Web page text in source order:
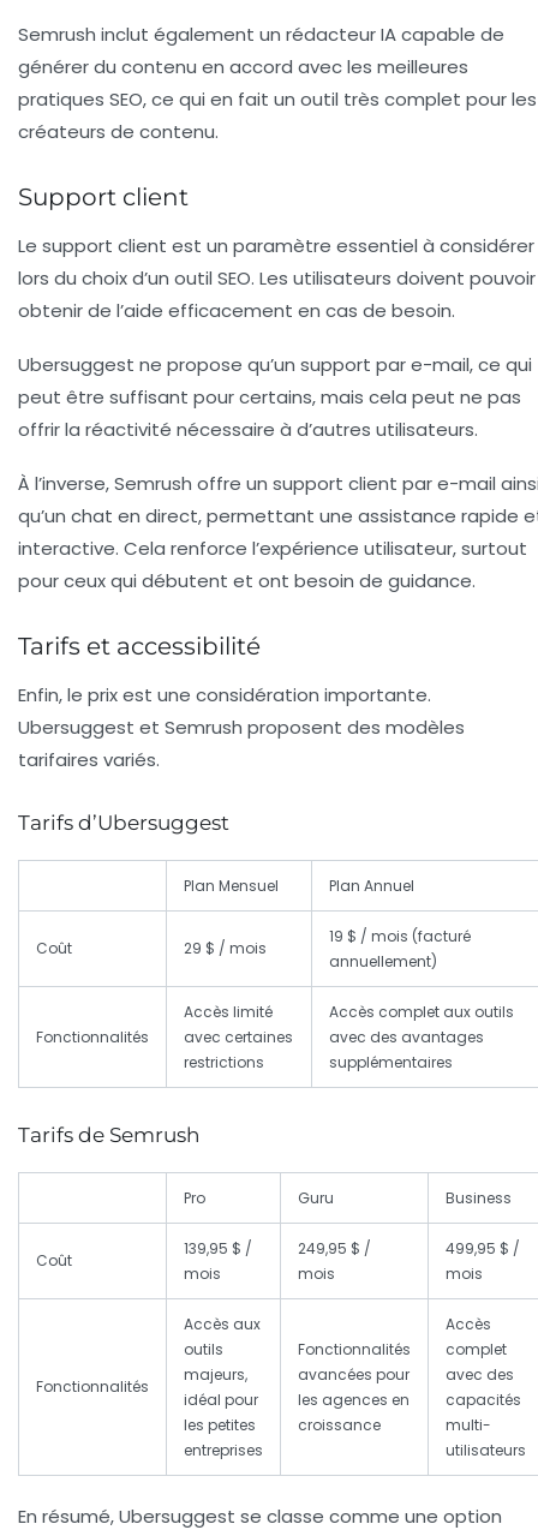
Semrush inclut également un rédacteur IA capable de
générer du contenu en accord avec les meilleures
pratiques SEO, ce qui en fait un outil très complet pour les
créateurs de contenu.
Support client
Le support client est un paramètre essentiel à considérer
lors du choix d’un outil SEO. Les utilisateurs doivent pouvoir
obtenir de l’aide efficacement en cas de besoin.
Ubersuggest ne propose qu’un support par e-mail, ce qui
peut être suffisant pour certains, mais cela peut ne pas
offrir la réactivité nécessaire à d’autres utilisateurs.
À l’inverse, Semrush offre un support client par e-mail
qu’un chat en direct, permettant une assistance rapide
interactive. Cela renforce l’expérience utilisateur, surtout
pour ceux qui débutent et ont besoin de guidance.
Tarifs et accessibilité
Enfin, le prixest une considération importante.
Ubersuggest et Semrush proposent des modèles
tarifaires variés.
Tarifs d’Ubersuggest
Plan Mensuel Plan Annuel
Coût 29 $ / mois
19 $ / mois (facturé
annuellement)
Fonctionnalités
Accès limité
avec certaines
restrictions
Accès complet aux outils
avec des avantages
supplémentaires
Tarifs de Semrush
Pro Guru Business
Coût
139,95 $ /
mois
249,95 $ /
mois
499,95 $ /
mois
Fonctionnalités
Accès aux
outils
majeurs,
idéal pour
les petites
entreprises
Fonctionnalités
avancées pour
les agences en
croissance
Accès
complet
avec des
capacités
multi-
utilisateurs
En résumé, Ubersuggest se classe comme une option